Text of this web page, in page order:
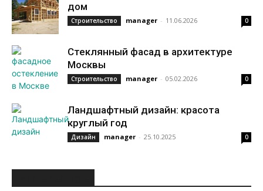
дом
Строительство manager - 11.06.2026 0
Стеклянный фасад в архитектуре
Москвы
Строительство manager - 05.02.2026 0
Ландшафтный дизайн: красота
круглый год
Дизайн manager - 25.10.2025 0